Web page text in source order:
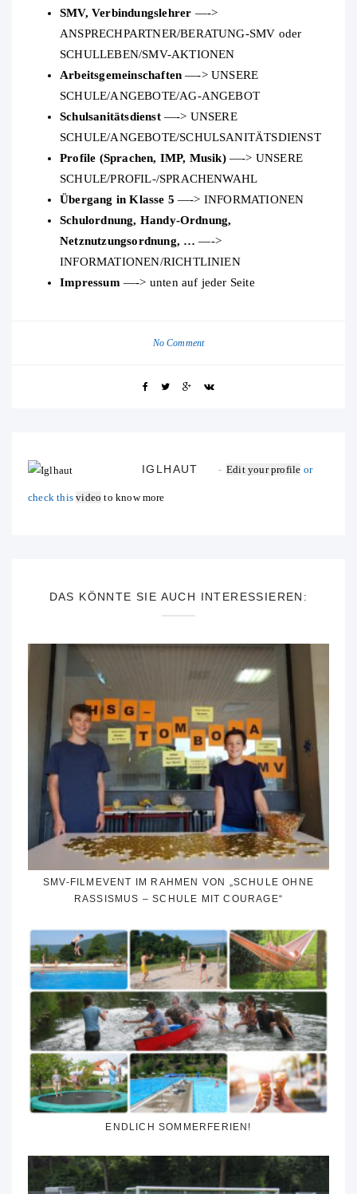
SMV, Verbindungslehrer —->
ANSPRECHPARTNER/BERATUNG-SMV oder
SCHULLEBEN/SMV-AKTIONEN
Arbeitsgemeinschaften—-> UNSERE
SCHULE/ANGEBOTE/AG-ANGEBOT
Schulsanitätsdienst —-> UNSERE
SCHULE/ANGEBOTE/SCHULSANITÄTSDIENST
Profile (Sprachen, IMP, Musik)—-> UNSERE
SCHULE/PROFIL-/SPRACHENWAHL
Übergang in Klasse 5—-> INFORMATIONEN
Schulordnung, Handy-Ordnung,
Netznutzungsordnung, … —->
INFORMATIONEN/RICHTLINIEN
Impressum —-> unten auf jeder Seite
No Comment
IGLHAUT Edit your profile or
check thisvideo to know more
DAS KÖNNTE SIE AUCH INTERESSIEREN:
SMV-FILMEVENT IM RAHMEN VON „SCHULE OHNE
RASSISMUS – SCHULE MIT COURAGE“
ENDLICH SOMMERFERIEN!